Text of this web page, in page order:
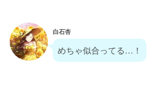
白石杏
めちゃ似合ってる…！